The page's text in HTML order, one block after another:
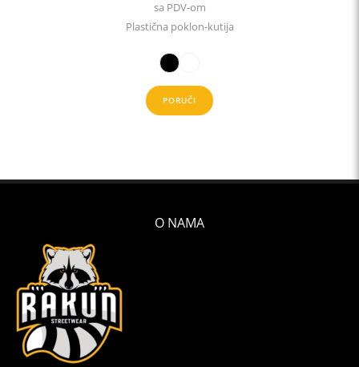
sa PDV-om
Plastična poklon-kutija
PORUČI
O NAMA